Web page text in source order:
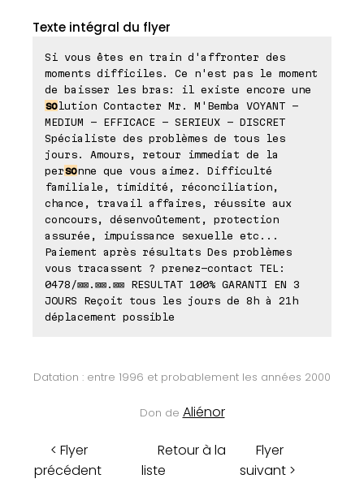
Texte intégral du flyer
Si vous êtes en train d'affronter des
moments difficiles. Ce n'est pas le moment
de baisser les bras: il existe encore une
solution Contacter Mr. M'Bemba VOYANT -
MEDIUM - EFFICACE - SERIEUX - DISCRET
Spécialiste des problèmes de tous les
jours. Amours, retour immediat de la
personne que vous aimez. Difficulté
familiale, timidité, réconciliation,
chance, travail affaires, réussite aux
concours, désenvoûtement, protection
assurée, impuissance sexuelle etc...
Paiement après résultats Des problèmes
vous tracassent ? prenez-contact TEL:
0478/⊠⊠.⊠⊠.⊠⊠ RESULTAT 100% GARANTI EN 3
JOURS Reçoit tous les jours de 8h à 21h
déplacement possible
Datation : entre 1996 et probablement les années 2000
Don de Aliénor
< Flyer
précédent
Retour à la
liste
Flyer
suivant >